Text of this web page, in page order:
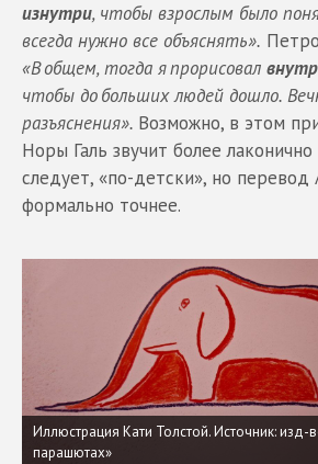
изнутри, чтобы взрослым было
всегда нужно все объяснять».
«В общем, тогда я прорисовал
чтобы до больших людей дошло.
разъяснения». Возможно, в этом
Норы Галь звучит более
следует, «по-детски», но
формально точнее.
Иллюстрация Кати Толстой. Источник: изд-
парашютах»